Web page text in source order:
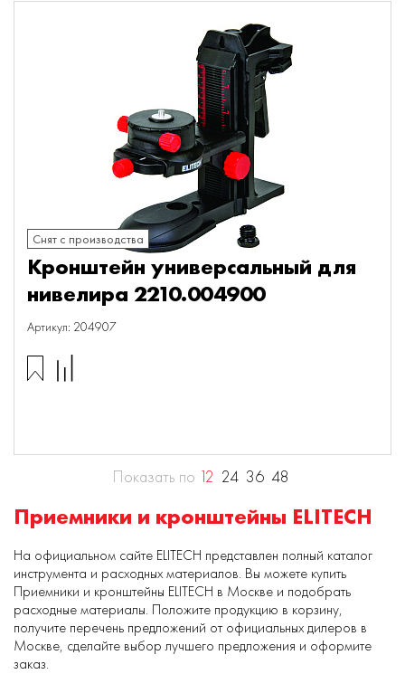
Снят с производства
Кронштейн универсальный для
нивелира 2210.004900
Артикул: 204907
Показать по 12 24 36 48
Приемники и кронштейны ELITECH
На официальном сайте ELITECH представлен полный каталог
инструмента и расходных материалов. Вы можете купить
Приемники и кронштейны ELITECH в Москве и подобрать
расходные материалы. Положите продукцию в корзину,
получите перечень предложений от официальных дилеров в
Москве, сделайте выбор лучшего предложения и оформите
заказ.